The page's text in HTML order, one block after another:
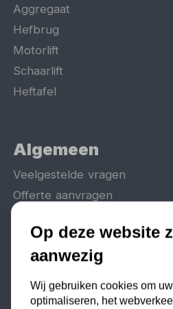
Aggregaat
Hefbrug
Motorlift
Schaarlift
Heftafel
Algemeen
Veelgestelde vragen
Offerte aanvragen
Vacatures
Retouren en teruggave
Bestellen en betalen
Op deze website
aanwezig
Wij gebruiken cookies om
optimaliseren, het